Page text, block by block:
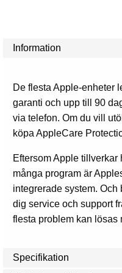
Information
De flesta Apple-enheter
garanti och upp till 90
via telefon. Om du vill
köpa AppleCare
Eftersom Apple
många program är
integrerade system.
dig service och support
flesta problem kan lösas
Specifikation